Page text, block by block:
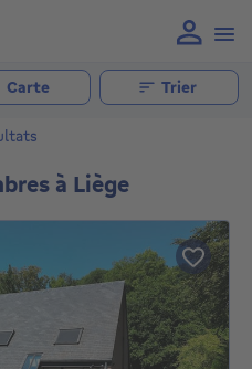
Carte Trier
à Liège